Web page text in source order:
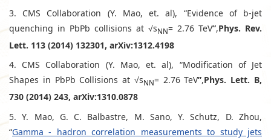
3. CMS Collaboration (Y. Mao, et. al), “Evidence of b-jet
quenching in PbPb collisions at √sNN= 2.76 TeV”,Phys. Rev.
Lett. 113 (2014) 132301, arXiv:1312.4198
4. CMS Collaboration (Y. Mao, et. al), “Modification of Jet
Shapes in PbPb Collisions at √sNN= 2.76 TeV”,Phys. Lett. B,
730 (2014) 243, arXiv:1310.0878
5. Y. Mao, G. C. Balbastre, M. Sano, Y. Schutz, D. Zhou,
“Gamma - hadron correlation measurements to study jets